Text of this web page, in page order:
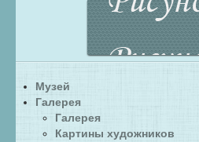
Музей
Галерея
Галерея
Картины художников